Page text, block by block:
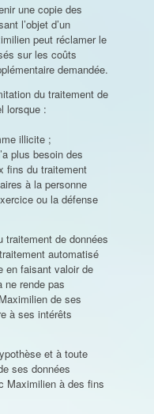
une copie des
l’objet d’un
peut réclamer le
sur les coûts
demandée.
du traitement de
lorsque :
illicite ;
plus besoin des
fins du traitement
à la personne
ou la défense
traitement de données
automatisé
en faisant valoir de
rende pas
de ses
à ses intérêts
et à toute
ses données
Maximilien à des fins